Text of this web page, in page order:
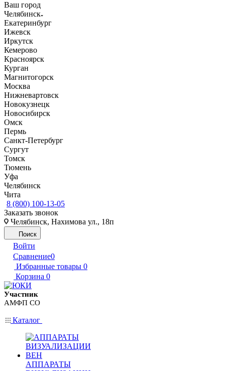
Ваш город
Челябинск
Екатеринбург
Ижевск
Иркутск
Кемерово
Красноярск
Курган
Магнитогорск
Москва
Нижневартовск
Новокузнецк
Новосибирск
Омск
Пермь
Санкт-Петербург
Сургут
Томск
Тюмень
Уфа
Челябинск
Чита
8 (800) 100-13-05
Заказать звонок
Челябинск, Нахимова ул., 18п
Поиск
Войти
Сравнение0
Избранные товары 0
Корзина 0
Участник
АМФП СО
Каталог
АППАРАТЫ